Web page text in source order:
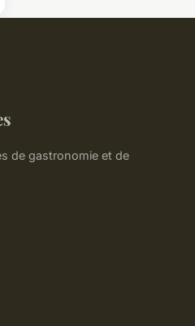
de gastronomie et de